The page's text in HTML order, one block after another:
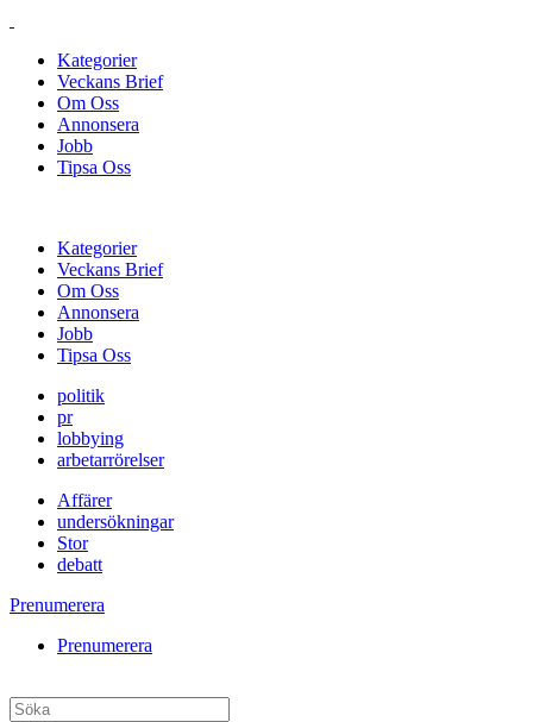
Kategorier
Veckans Brief
Om Oss
Annonsera
Jobb
Tipsa Oss
Kategorier
Veckans Brief
Om Oss
Annonsera
Jobb
Tipsa Oss
politik
pr
lobbying
arbetarrörelser
Affärer
undersökningar
Stor
debatt
Prenumerera
Prenumerera